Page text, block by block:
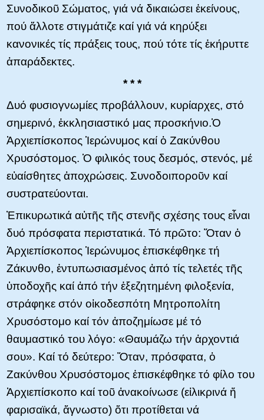
Συνοδικοῦ Σώματος, γιά νά δικαιώσει ἐκείνους,
πού ἄλλοτε στιγμάτιζε καί γιά νά κηρύξει
κανονικές τίς πράξεις τους, πού τότε τίς ἐκήρυττε
ἀπαράδεκτες.
* * *
Δυό φυσιογνωμίες προβάλλουν, κυρίαρχες, στό
σημερινό, ἐκκλησιαστικό μας προσκήνιο.Ὁ
Ἀρχιεπίσκοπος Ἱερώνυμος καί ὁ Ζακύνθου
Χρυσόστομος. Ὁ φιλικός τους δεσμός, στενός, μέ
εὐαίσθητες ἀποχρώσεις. Συνοδοιποροῦν καί
συστρατεύονται.
Ἐπικυρωτικά αὐτῆς τῆς στενῆς σχέσης τους εἶναι
δυό πρόσφατα περιστατικά. Τό πρῶτο: Ὅταν ὁ
Ἀρχιεπίσκοπος Ἱερώνυμος ἐπισκέφθηκε τή
Ζάκυνθο, ἐντυπωσιασμένος ἀπό τίς τελετές τῆς
ὑποδοχῆς καί ἀπό τήν ἐξεζητημένη φιλοξενία,
στράφηκε στόν οἰκοδεσπότη Μητροπολίτη
Χρυσόστομο καί τόν ἀποζημίωσε μέ τό
θαυμαστικό του λόγο: «Θαυμάζω τήν ἀρχοντιά
σου». Καί τό δεύτερο: Ὅταν, πρόσφατα, ὁ
Ζακύνθου Χρυσόστομος ἐπισκέφθηκε τό φίλο του
Ἀρχιεπίσκοπο καί τοῦ ἀνακοίνωσε (εἰλικρινά ἤ
φαρισαϊκά, ἄγνωστο) ὅτι προτίθεται νά